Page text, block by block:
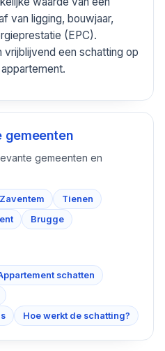
van ligging, bouwjaar,
(EPC).
vrijblijvend een schatting op
gemeenten
gemeenten en
Zaventem
Tienen
Brugge
schatten
Hoe werkt de schatting?